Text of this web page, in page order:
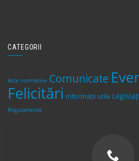
CATEGORII
Acte normative Comunicate
Felicitări Informații utile
Regulamente